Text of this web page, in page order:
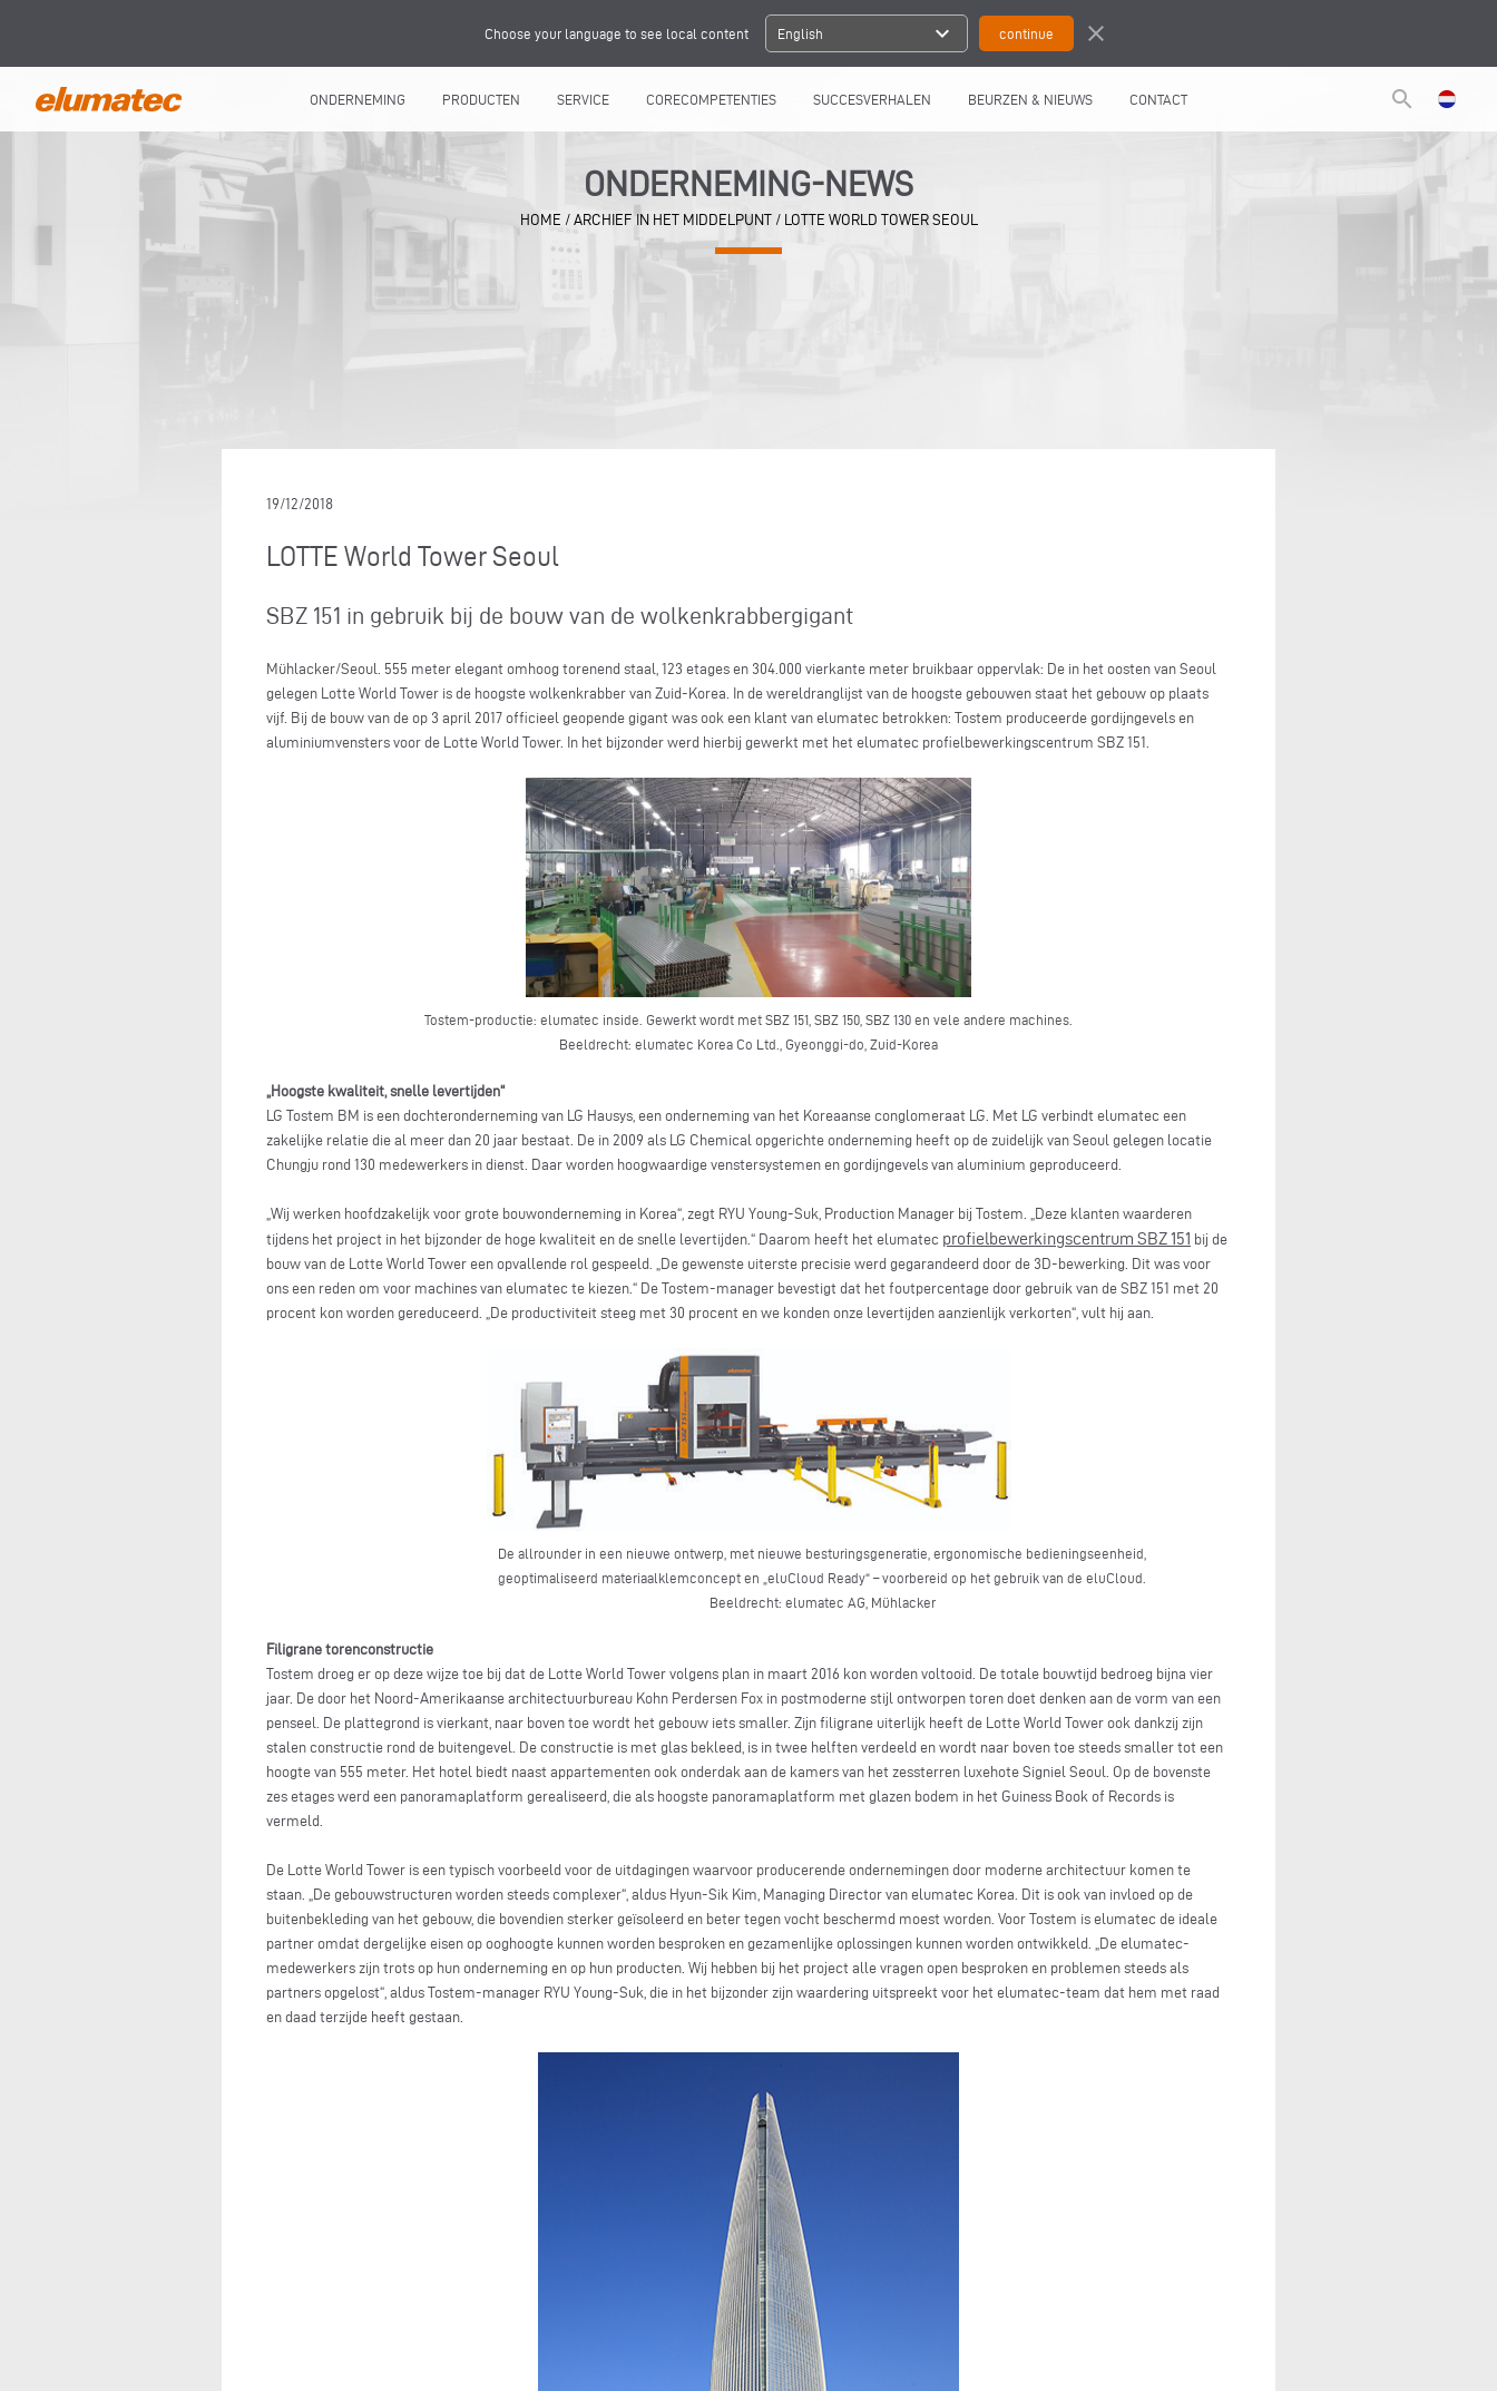
Choose your language to see local content English expand_more close
ONDERNEMING PRODUCTEN SERVICE CORECOMPETENTIES SUCCESVERHALEN BEURZEN & NIEUWS CONTACT search
ONDERNEMING-NEWS
HOME / ARCHIEF IN HET MIDDELPUNT/ LOTTE WORLD TOWER SEOUL
19/12/2018
LOTTE World Tower Seoul
SBZ 151 in gebruik bij de bouw van de wolkenkrabbergigant
Mühlacker/Seoul. 555 meter elegant omhoog torenend staal, 123 etages en 304.000 vierkante meter bruikbaar oppervlak: De in het oosten van Seoul
gelegen Lotte World Tower is de hoogste wolkenkrabber van Zuid-Korea. In de wereldranglijst van de hoogste gebouwen staat het gebouw op plaats
vijf. Bij de bouw van de op 3 april 2017 officieel geopende gigant was ook een klant van elumatec betrokken: Tostem produceerde gordijngevels en
aluminiumvensters voor de Lotte World Tower. In het bijzonder werd hierbij gewerkt met het elumatec profielbewerkingscentrum SBZ 151.
Tostem-productie: elumatec inside. Gewerkt wordt met SBZ 151, SBZ 150, SBZ 130 en vele andere machines.
Beeldrecht: elumatec Korea Co Ltd., Gyeonggi-do, Zuid-Korea
„Hoogste kwaliteit, snelle levertijden“
LG Tostem BM is een dochteronderneming van LG Hausys, een onderneming van het Koreaanse conglomeraat LG. Met LG verbindt elumatec een
zakelijke relatie die al meer dan 20 jaar bestaat. De in 2009 als LG Chemical opgerichte onderneming heeft op de zuidelijk van Seoul gelegen locatie
Chungju rond 130 medewerkers in dienst. Daar worden hoogwaardige venstersystemen en gordijngevels van aluminium geproduceerd.
„Wij werken hoofdzakelijk voor grote bouwonderneming in Korea“, zegt RYU Young-Suk, Production Manager bij Tostem. „Deze klanten waarderen
tijdens het project in het bijzonder de hoge kwaliteit en de snelle levertijden.“ Daarom heeft het elumatec profielbewerkingscentrum SBZ 151 bij de
bouw van de Lotte World Tower een opvallende rol gespeeld. „De gewenste uiterste precisie werd gegarandeerd door de 3D-bewerking. Dit was voor
ons een reden om voor machines van elumatec te kiezen.“ De Tostem-manager bevestigt dat het foutpercentage door gebruik van de SBZ 151 met 20
procent kon worden gereduceerd. „De productiviteit steeg met 30 procent en we konden onze levertijden aanzienlijk verkorten“, vult hij aan.
De allrounder in een nieuwe ontwerp, met nieuwe besturingsgeneratie, ergonomische bedieningseenheid,
geoptimaliseerd materiaalklemconcept en „eluCloud Ready“ – voorbereid op het gebruik van de eluCloud.
Beeldrecht: elumatec AG, Mühlacker
Filigrane torenconstructie
Tostem droeg er op deze wijze toe bij dat de Lotte World Tower volgens plan in maart 2016 kon worden voltooid. De totale bouwtijd bedroeg bijna vier
jaar. De door het Noord-Amerikaanse architectuurbureau Kohn Perdersen Fox in postmoderne stijl ontworpen toren doet denken aan de vorm van een
penseel. De plattegrond is vierkant, naar boven toe wordt het gebouw iets smaller. Zijn filigrane uiterlijk heeft de Lotte World Tower ook dankzij zijn
stalen constructie rond de buitengevel. De constructie is met glas bekleed, is in twee helften verdeeld en wordt naar boven toe steeds smaller tot een
hoogte van 555 meter. Het hotel biedt naast appartementen ook onderdak aan de kamers van het zessterren luxehote Signiel Seoul. Op de bovenste
zes etages werd een panoramaplatform gerealiseerd, die als hoogste panoramaplatform met glazen bodem in het Guiness Book of Records is
vermeld.
De Lotte World Tower is een typisch voorbeeld voor de uitdagingen waarvoor producerende ondernemingen door moderne architectuur komen te
staan. „De gebouwstructuren worden steeds complexer“, aldus Hyun-Sik Kim, Managing Director van elumatec Korea. Dit is ook van invloed op de
buitenbekleding van het gebouw, die bovendien sterker geïsoleerd en beter tegen vocht beschermd moest worden. Voor Tostem is elumatec de ideale
partner omdat dergelijke eisen op ooghoogte kunnen worden besproken en gezamenlijke oplossingen kunnen worden ontwikkeld. „De elumatec-
medewerkers zijn trots op hun onderneming en op hun producten. Wij hebben bij het project alle vragen open besproken en problemen steeds als
partners opgelost“, aldus Tostem-manager RYU Young-Suk, die in het bijzonder zijn waardering uitspreekt voor het elumatec-team dat hem met raad
en daad terzijde heeft gestaan.